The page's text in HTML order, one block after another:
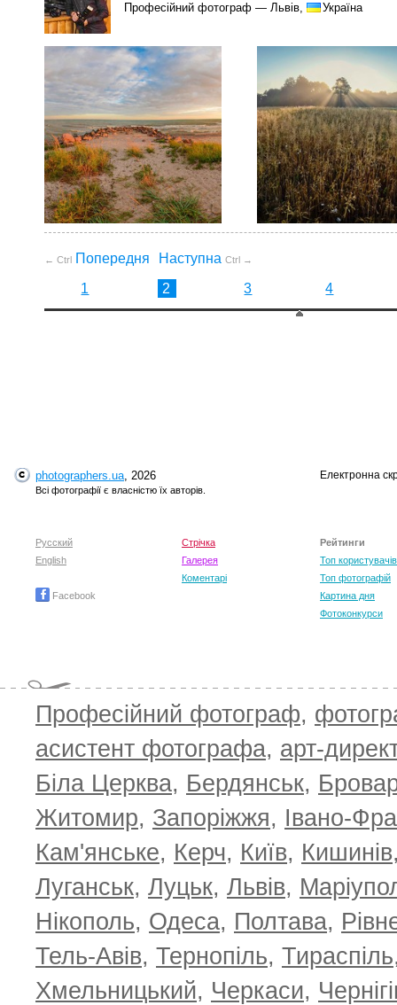
Професійний фотограф — Львів, Україна
← Ctrl Попередня Наступна Ctrl →
1 2 3 4
photographers.ua, 2026
Всі фотографії є власністю їх авторів.
Електронна
Русский
English
Facebook
Стрічка
Галерея
Коментарі
Рейтинги
Топ користувачів
Топ фотографій
Картина дня
Фотоконкурси
Професійний фотограф,
асистент фотографа, арт-
Біла Церква, Бердянськ,
Житомир, Запоріжжя, Івано-
Кам'янське, Керч, Київ, Кишинів
Луганськ, Луцьк, Львів,
Нікополь, Одеса, Полтава,
Тель-Авів, Тернопіль, Тираспіль
Хмельницький, Черкаси,